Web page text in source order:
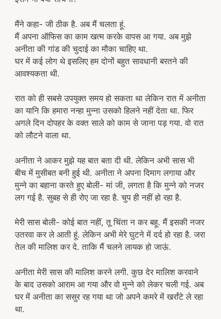
मैंने कहा- जी ठीक है. अब मैं चलता हूं.
मैं अपना ऑफिस का काम खत्म करके वापस आ गया. अब मुझे
अनीता की गांड की चुदाई का मौका चाहिए था.
घर में कई लोग थे इसलिए हम दोनों बहुत सावधानी बरतने की
आवश्यकता थी.
रात को ही सबसे उपयुक्त समय हो सकता था लेकिन रात में अनीता
का यानि कि हमारा नन्हा मुन्ना उसको हिलने नहीं देता था. फिर
अगले दिन दोपहर के वक्त साले को काम से जाना पड़ गया. वो रात
को लौटने वाला था.
अनीता ने आकर मुझे यह बात बता दी थी. लेकिन अभी सास भी
बीच में मुसीबत बनी हुई थी. अनीता ने अपना दिमाग लगाया और
मुन्ने का बहाना करते हुए बोली- मां जी, लगता है कि मुन्ने को नजर
लग गई है. सुबह से ही रोए जा रहा है. चुप ही नहीं हो रहा है.
मेरी सास बोली- कोई बात नहीं, तू चिंता न कर बहू. मैं इसकी नजर
उतरवा कर ले आती हूं. लेकिन अभी मेरे घुटने में दर्द हो रहा है. जरा
तेल की मालिश कर दे. ताकि मैं चलने लायक हो जाऊं.
अनीता मेरी सास की मालिश करने लगी. कुछ देर मालिश करवाने
के बाद उसको आराम आ गया और वो मुन्ने को लेकर चली गई. अब
घर में अनीता का ससुर रह गया था जो अपने कमरे में खर्रांटे ले रहा
था.